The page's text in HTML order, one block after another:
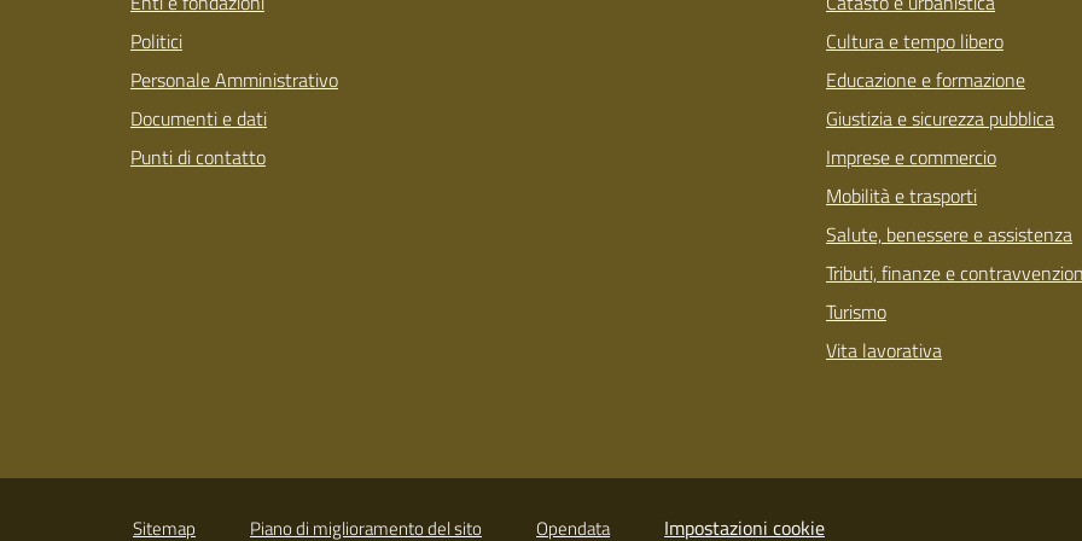
Politici
Personale Amministrativo
Documenti e dati
Punti di contatto
Cultura e tempo libero
Educazione e formazione
Giustizia e sicurezza pubblica
Imprese e commercio
Mobilità e trasporti
Salute, benessere e assistenza
Tributi, finanze e
Turismo
Vita lavorativa
Sitemap Piano di miglioramento del sito Opendata Impostazioni cookie